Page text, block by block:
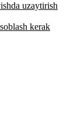
uzaytirish
kerak